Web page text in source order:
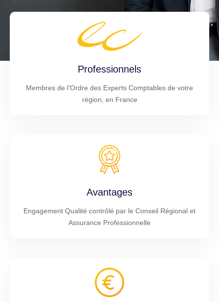
Professionnels
Membres de l'Ordre des Experts Comptables de votre
région, en France
Avantages
Engagement Qualité contrôlé par le Conseil Régional et
Assurance Professionnelle